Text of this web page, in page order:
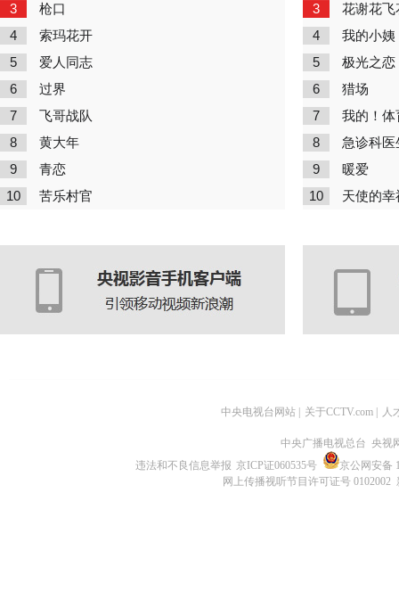
3 枪口
4 索玛花开
5 爱人同志
6 过界
7 飞哥战队
8 黄大年
9 青恋
10 苦乐村官
3 花谢花飞
4 我的小姨
5 极光之恋
6 猎场
7 我的！体
8 急诊科医
9 暖爱
10 天使的幸
中央电视台网站 关于CCTV.com 人
中央广播电视总台 央视
违法和不良信息举报 京ICP证060535号
京公网安备
网上传播视听节目许可证号 0102002